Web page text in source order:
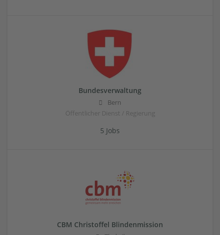
Bundesverwaltung
Bern
Öffentlicher Dienst / Regierung
5 Jobs
CBM Christoffel Blindenmission